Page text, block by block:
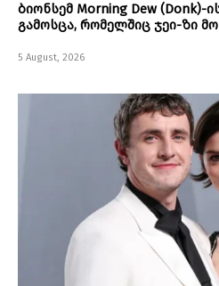
ბიონსემ Morning Dew (Donk)-
გამოსცა, რომელშიც ჯეი-ზი
5 August, 2026